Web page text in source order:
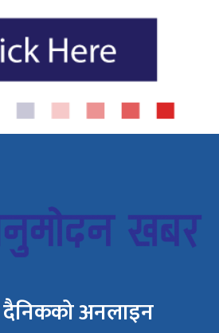
दैनिकको अनलाइन